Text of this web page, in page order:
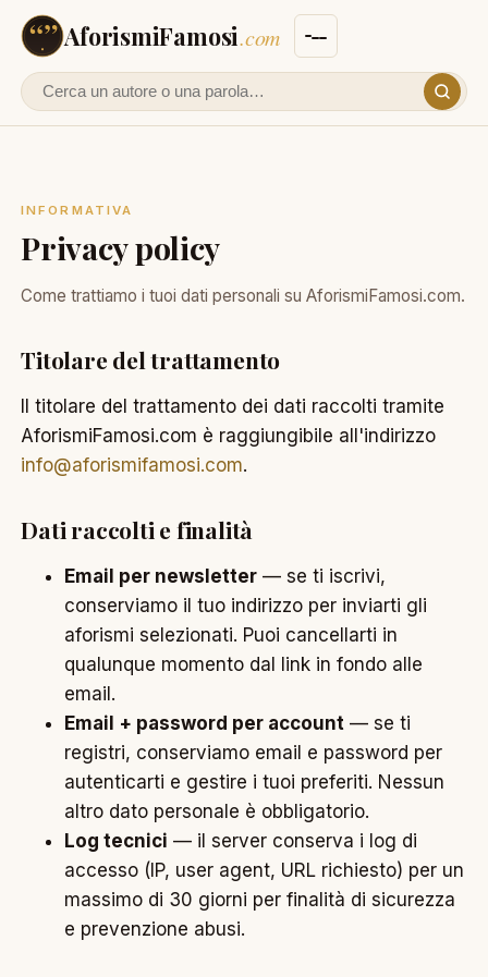
AforismiFamosi.com
Cerca un autore o un aforisma
INFORMATIVA
Privacy policy
Come trattiamo i tuoi dati personali su AforismiFamosi.com.
Titolare del trattamento
Il titolare del trattamento dei dati raccolti tramite
AforismiFamosi.com è raggiungibile all'indirizzo
info@aforismifamosi.com.
Dati raccolti e finalità
Email per newsletter — se ti iscrivi,
conserviamo il tuo indirizzo per inviarti gli
aforismi selezionati. Puoi cancellarti in
qualunque momento dal link in fondo alle
email.
Email + password per account — se ti
registri, conserviamo email e password per
autenticarti e gestire i tuoi preferiti. Nessun
altro dato personale è obbligatorio.
Log tecnici — il server conserva i log di
accesso (IP, user agent, URL richiesto) per un
massimo di 30 giorni per finalità di sicurezza
e prevenzione abusi.